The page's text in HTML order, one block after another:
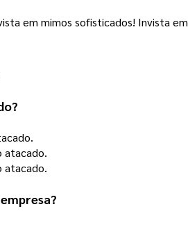
em mimos sofisticados! Invista em
atacado.
atacado.